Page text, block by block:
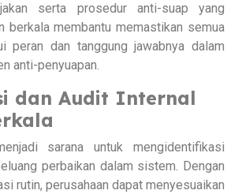
serta prosedur anti-suap yang
berkala membantu memastikan semua
peran dan tanggung jawabnya dalam
anti-penyuapan.
dan Audit Internal
sarana untuk mengidentifikasi
perbaikan dalam sistem. Dengan
rutin, perusahaan dapat menyesuaikan